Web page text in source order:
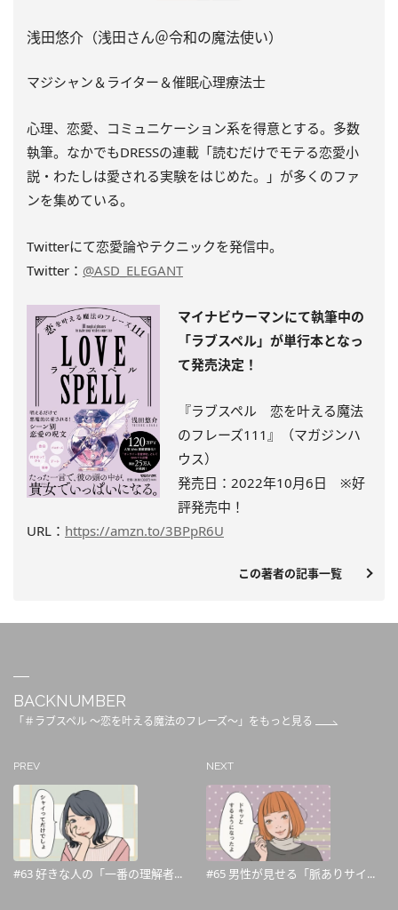
浅田悠介（浅田さん＠令和の魔法使い）
マジシャン＆ライター＆催眠心理療法士
心理、恋愛、コミュニケーション系を得意とする。多数
執筆。 なかでもDRESSの連載「読むだけでモテる恋愛小
説・ わたしは愛される実験をはじめた。」 が多くのファ
ンを集めている。
Twitterにて恋愛論やテクニックを発信中。
Twitter： @ASD_ELEGANT
マイナビウーマンにて執筆中の
「ラブスペル」が単行本となっ
て発売決定！
『ラブスペル 恋を叶える魔法
のフレーズ111』（マガジンハ
ウス）
発売日：2022年10月6日 ※好
評発売中 ！
URL： https://amzn.to/3BPpR6U
この著者の記事一覧
BACKNUMBER
「＃ラブスペル ～恋を叶える魔法のフレーズ～」をもっと見る
PREV
#63 好きな人の「一番の理解者...
NEXT
#65 男性が見せる「脈ありサイ...